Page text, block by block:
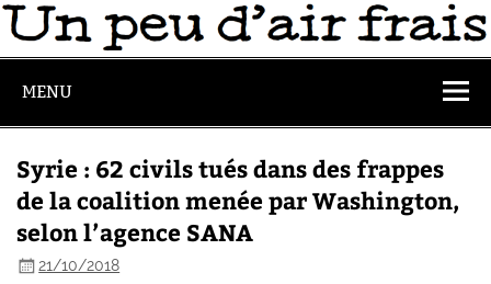
MENU
Syrie : 62 civils tués dans des frappes
de la coalition menée par Washington,
selon l’agence SANA
21/10/2018